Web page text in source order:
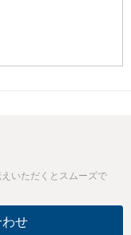
いただくとスムーズで
わせ